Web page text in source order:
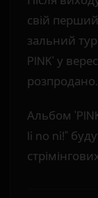
свій
зальний тур
PINK' у
розпродано.
Альбом
Ii no ni!"